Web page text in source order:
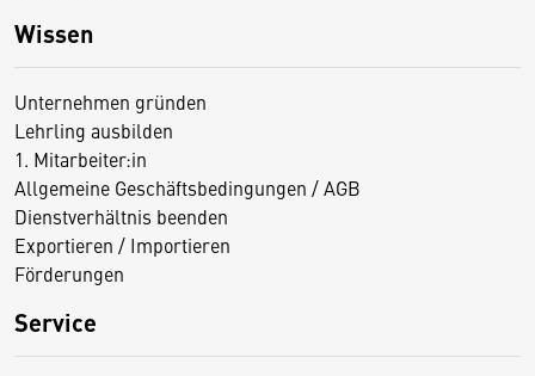
Wissen
Unternehmen gründen
Lehrling ausbilden
1. Mitarbeiter:in
Allgemeine Geschäftsbedingungen / AGB
Dienstverhältnis beenden
Exportieren / Importieren
Förderungen
Service